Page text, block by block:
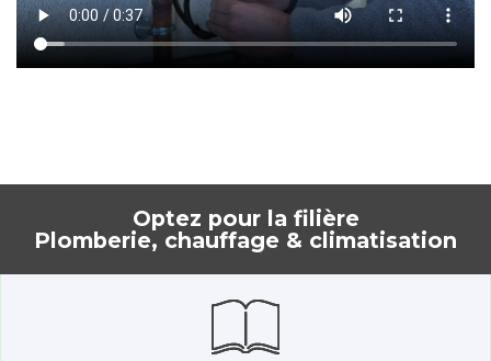
Optez pour la filière
Plomberie, chauffage & climatisation